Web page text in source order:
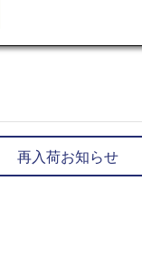
再入荷お知らせ